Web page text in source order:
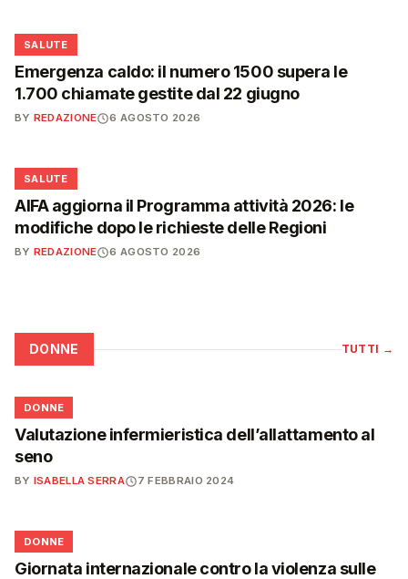
❤️
SALUTE
Emergenza caldo: il numero 1500 supera le
1.700 chiamate gestite dal 22 giugno
BY REDAZIONE 6 AGOSTO 2026
❤️
SALUTE
AIFA aggiorna il Programma attività 2026: le
modifiche dopo le richieste delle Regioni
BY REDAZIONE 6 AGOSTO 2026
DONNE TUTTI →
🌸
DONNE
Valutazione infermieristica dell’allattamento al
seno
BY ISABELLA SERRA 7 FEBBRAIO 2024
🌸
DONNE
Giornata internazionale contro la violenza sulle